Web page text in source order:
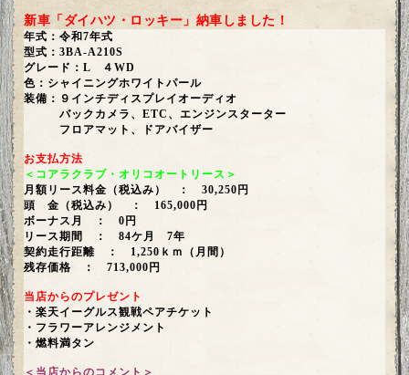
新車「ダイハツ・ロッキー」納車しました！
年式：令和7年式
型式：3BA-A210S
グレード：L ４WD
色：シャイニングホワイトパール
装備：９インチディスプレイオーディオ
バックカメラ、ETC、エンジンスターター
フロアマット、ドアバイザー
お支払方法
＜コアラクラブ・オリコオートリース＞
月額リース料金（税込み） ： 30,250円
頭 金（税込み） ： 165,000円
ボーナス月 ： 0円
リース期間 ： 84ケ月 7年
契約走行距離 ： 1,250ｋｍ（月間）
残存価格 ： 713,000円
当店からのプレゼント
・楽天イーグルス観戦ペアチケット
・フラワーアレンジメント
・燃料満タン